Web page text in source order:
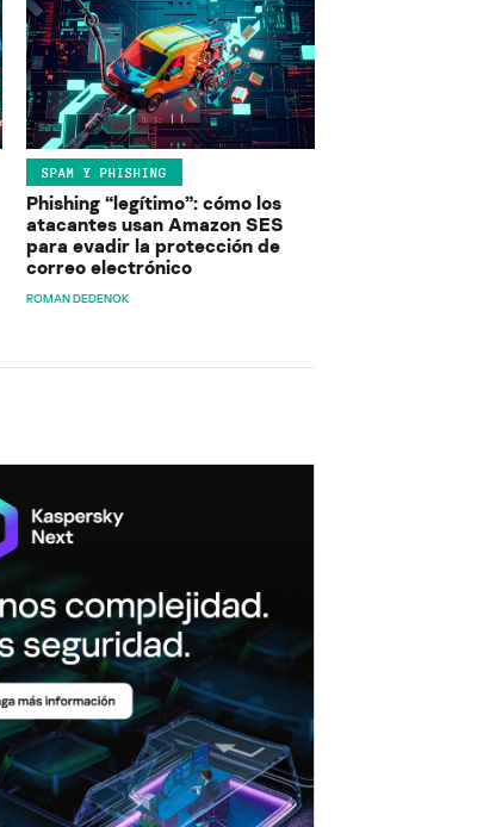
SPAM Y PHISHING
Phishing “legítimo”: cómo los
atacantes usan Amazon SES
para evadir la protección de
correo electrónico
ROMAN DEDENOK